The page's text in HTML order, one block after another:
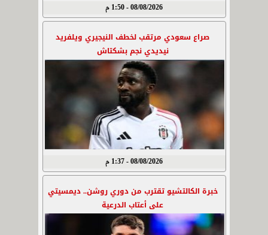
08/08/2026 - 1:50 م
صراع سعودي مرتقب لخطف النيجيري ويلفريد
نيديدي نجم بشكتاش
08/08/2026 - 1:37 م
خبرة الكالتشيو تقترب من دوري روشن.. ديمسيتي
على أعتاب الدرعية